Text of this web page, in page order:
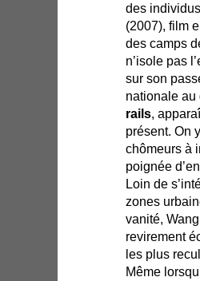
des
(2007), film
des camps
n’isole pas
sur son
nationale au
rails,
présent. On
chômeurs à
poignée
Loin de
zones
vanité,
revirement
les plus
Même